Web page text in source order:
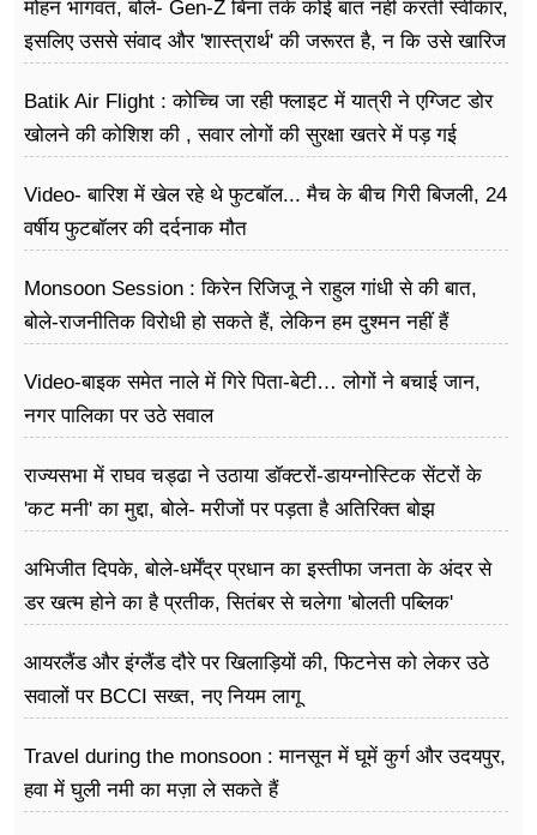
मोहन भागवत, बोले- Gen-Z बिना तर्क कोई बात नहीं करती स्वीकार,
इसलिए उससे संवाद और 'शास्त्रार्थ' की जरूरत है, न कि उसे खारिज
Batik Air Flight : कोच्चि जा रही फ्लाइट में यात्री ने एग्जिट डोर
खोलने की कोशिश की , सवार लोगों की सुरक्षा खतरे में पड़ गई
Video- बारिश में खेल रहे थे फुटबॉल... मैच के बीच गिरी बिजली, 24
वर्षीय फुटबॉलर की दर्दनाक मौत
Monsoon Session : किरेन रिजिजू ने राहुल गांधी से की बात,
बोले-राजनीतिक विरोधी हो सकते हैं, लेकिन हम दुश्मन नहीं हैं
Video-बाइक समेत नाले में गिरे पिता-बेटी… लोगों ने बचाई जान,
नगर पालिका पर उठे सवाल
राज्यसभा में राघव चड्ढा ने उठाया डॉक्टरों-डायग्नोस्टिक सेंटरों के
'कट मनी' का मुद्दा, बोले- मरीजों पर पड़ता है अ​तिरिक्त बोझ
अभिजीत दिपके, बोले-धर्मेंद्र प्रधान का इस्तीफा जनता के अंदर से
डर खत्म होने का है प्रतीक, सितंबर से चलेगा 'बोलती पब्लिक'
आयरलैंड और इंग्लैंड दौरे पर खिलाड़ियों की, फिटनेस को लेकर उठे
सवालों पर BCCI सख्त, नए नियम लागू
Travel during the monsoon : मानसून में घूमें कुर्ग और उदयपुर,
हवा में घुली नमी का मज़ा ले सकते हैं